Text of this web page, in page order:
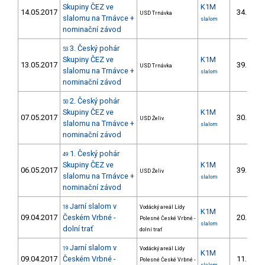
14.05.2017
Skupiny ČEZ ve
slalomu na Trnávce +
nominační závod
USD Trnávka
K1M
slalom
34.
13.05.2017
53 3. Český pohár
Skupiny ČEZ ve
slalomu na Trnávce +
nominační závod
USD Trnávka
K1M
slalom
39.
07.05.2017
50 2. Český pohár
Skupiny ČEZ ve
slalomu na Trnávce +
nominační závod
USD Želiv
K1M
slalom
30.
06.05.2017
49 1. Český pohár
Skupiny ČEZ ve
slalomu na Trnávce +
nominační závod
USD Želiv
K1M
slalom
39.
09.04.2017
18 Jarní slalom v
Českém Vrbné -
dolní trať
Vodácký areál Lídy
Polesné České Vrbné -
dolní trať
K1M
slalom
20.
09.04.2017
19 Jarní slalom v
Českém Vrbné -
Vodácký areál Lídy
Polesné České Vrbné -
K1M
11.